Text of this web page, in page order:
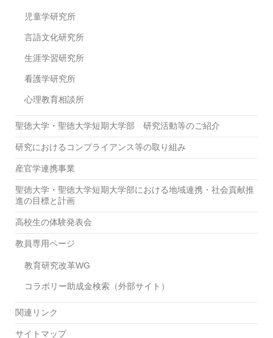
児童学研究所
言語文化研究所
生涯学習研究所
看護学研究所
心理教育相談所
聖徳大学・聖徳大学短期大学部 研究活動等のご紹介
研究におけるコンプライアンス等の取り組み
産官学連携事業
聖徳大学・聖徳大学短期大学部における地域連携・社会貢献推
進の目標と計画
高校生の体験発表会
教員専用ページ
教育研究改革WG
コラボリー助成金検索（外部サイト）
関連リンク
サイトマップ